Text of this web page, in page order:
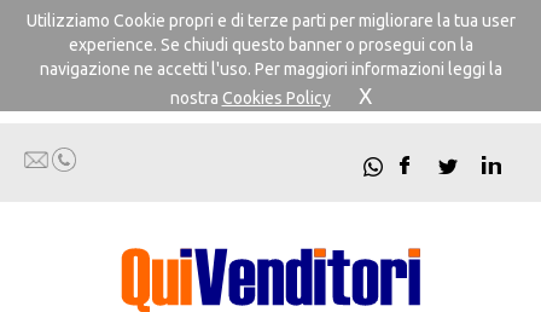
Utilizziamo Cookie propri e di terze parti per migliorare la tua user
experience. Se chiudi questo banner o prosegui con la
navigazione ne accetti l'uso. Per maggiori informazioni leggi la
nostra Cookies Policy X